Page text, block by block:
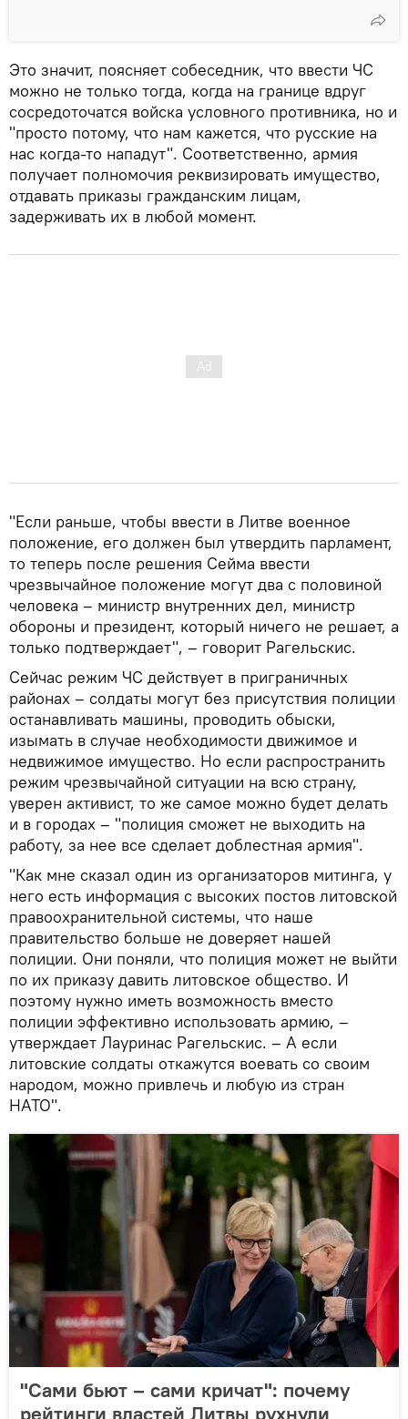
Это значит, поясняет собеседник, что ввести ЧС
можно не только тогда, когда на границе вдруг
сосредоточатся войска условного противника, но и
"просто потому, что нам кажется, что русские на
нас когда-то нападут". Соответственно, армия
получает полномочия реквизировать имущество,
отдавать приказы гражданским лицам,
задерживать их в любой момент.
"Если раньше, чтобы ввести в Литве военное
положение, его должен был утвердить парламент,
то теперь после решения Сейма ввести
чрезвычайное положение могут два с половиной
человека – министр внутренних дел, министр
обороны и президент, который ничего не решает, а
только подтверждает", – говорит Рагельскис.
Сейчас режим ЧС действует в приграничных
районах – солдаты могут без присутствия полиции
останавливать машины, проводить обыски,
изымать в случае необходимости движимое и
недвижимое имущество. Но если распространить
режим чрезвычайной ситуации на всю страну,
уверен активист, то же самое можно будет делать
и в городах – "полиция сможет не выходить на
работу, за нее все сделает доблестная армия".
"Как мне сказал один из организаторов митинга, у
него есть информация с высоких постов литовской
правоохранительной системы, что наше
правительство больше не доверяет нашей
полиции. Они поняли, что полиция может не выйти
по их приказу давить литовское общество. И
поэтому нужно иметь возможность вместо
полиции эффективно использовать армию, –
утверждает Лауринас Рагельскис. – А если
литовские солдаты откажутся воевать со своим
народом, можно привлечь и любую из стран
НАТО".
"Сами бьют – сами кричат": почему
рейтинги властей Литвы рухнули